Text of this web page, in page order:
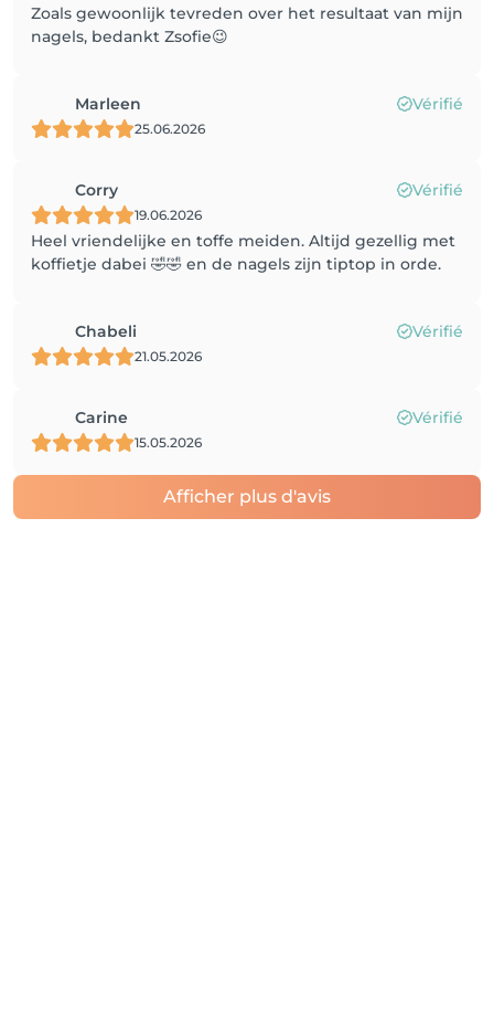
Zoals gewoonlijk tevreden over het resultaat van mijn
nagels, bedankt Zsofie😉
Marleen Vérifié
25.06.2026
Corry Vérifié
19.06.2026
Heel vriendelijke en toffe meiden. Altijd gezellig met
koffietje dabei 🤣🤣 en de nagels zijn tiptop in orde.
Chabeli Vérifié
21.05.2026
Carine Vérifié
15.05.2026
Afficher plus d'avis